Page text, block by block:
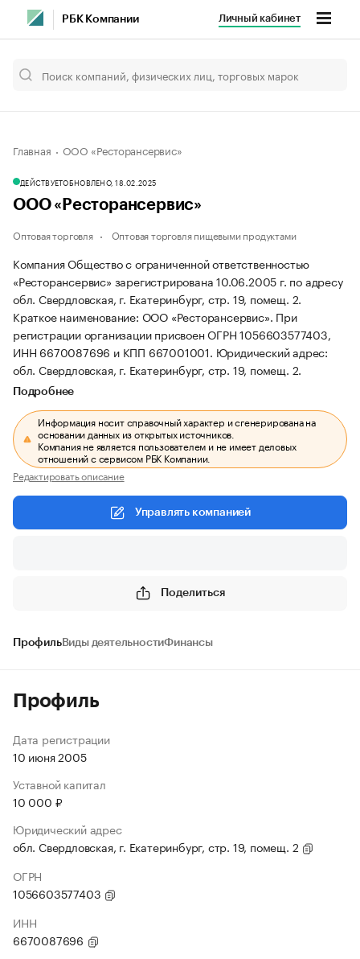
РБК Компании Личный кабинет
Главная ООО «Ресторансервис»
ДЕЙСТВУЕТОБНОВЛЕНО, 18.02.2025
ООО «Ресторансервис»
Оптовая торговля Оптовая торговля пищевыми продуктами
Компания Общество с ограниченной ответственностью
«Ресторансервис» зарегистрирована 10.06.2005 г. по адресу
обл. Свердловская, г. Екатеринбург, стр. 19, помещ. 2.
Краткое наименование: ООО «Ресторансервис». При
регистрации организации присвоен ОГРН 1056603577403,
ИНН 6670087696 и КПП 667001001. Юридический адрес:
обл. Свердловская, г. Екатеринбург, стр. 19, помещ. 2.
Подробнее
Информация носит справочный характер и сгенерирована на
основании данных из открытых источников.
Компания не является пользователем и не имеет деловых
отношений с сервисом РБК Компании.
Редактировать описание
Управлять компанией
Поделиться
ПрофильВиды деятельностиФинансы
Профиль
Дата регистрации
10 июня 2005
Уставной капитал
10 000 ₽
Юридический адрес
обл. Свердловская, г. Екатеринбург, стр. 19, помещ. 2
ОГРН
1056603577403
ИНН
6670087696